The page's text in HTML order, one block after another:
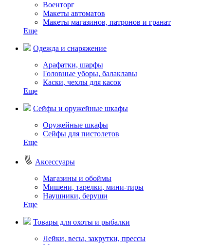
Военторг
Макеты автоматов
Макеты магазинов, патронов и гранат
Еще
Одежда и снаряжение
Арафатки, шарфы
Головные уборы, балаклавы
Каски, чехлы для касок
Еще
Сейфы и оружейные шкафы
Оружейные шкафы
Сейфы для пистолетов
Еще
Аксессуары
Магазины и обоймы
Мишени, тарелки, мини-тиры
Наушники, беруши
Еще
Товары для охоты и рыбалки
Лейки, весы, закрутки, прессы